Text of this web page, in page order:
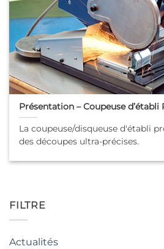
FILTRE
Actualités
Présentation – Coupeuse d’établi
La coupeuse/disqueuse d'établi
des découpes ultra-précises.